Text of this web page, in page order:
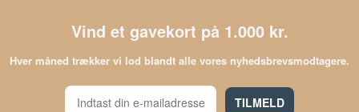
Vind et gavekort på 1.000 kr.
Hver måned trækker vi lod blandt alle vores nyhedsbrevsmodtagere.
TILMELD